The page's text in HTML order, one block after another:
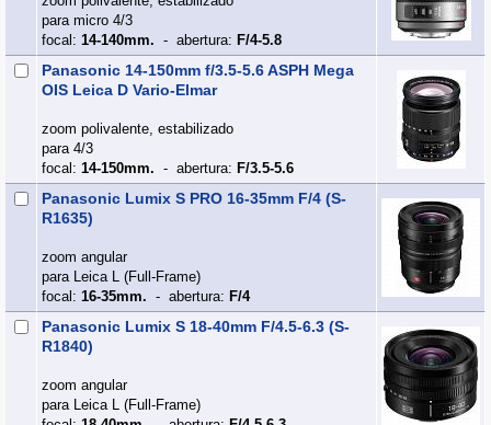
para micro 4/3
focal: 14-140mm. - abertura: F/4-5.8
Panasonic 14-150mm f/3.5-5.6 ASPH Mega
OIS Leica D Vario-Elmar
zoom polivalente, estabilizado
para 4/3
focal: 14-150mm. - abertura: F/3.5-5.6
Panasonic Lumix S PRO 16-35mm F/4 (S-
R1635)
zoom angular
para Leica L (Full‑Frame)
focal: 16-35mm. - abertura: F/4
Panasonic Lumix S 18-40mm F/4.5-6.3 (S-
R1840)
zoom angular
para Leica L (Full‑Frame)